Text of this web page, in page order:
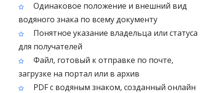
Одинаковое положение и внешний вид
водяного знака по всему документу
Понятное указание владельца или статуса
для получателей
Файл, готовый к отправке по почте,
загрузке на портал или в архив
PDF с водяным знаком, созданный онлайн